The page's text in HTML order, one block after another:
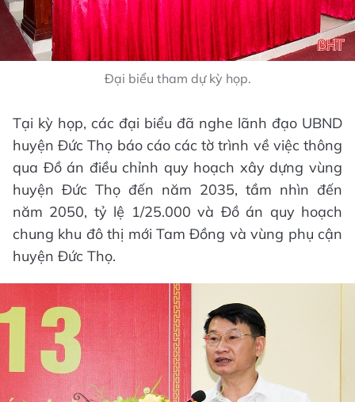
Đại biểu tham dự kỳ họp.
Tại kỳ họp, các đại biểu đã nghe lãnh đạo UBND
huyện Đức Thọ báo cáo các tờ trình về việc thông
qua Đồ án điều chỉnh quy hoạch xây dựng vùng
huyện Đức Thọ đến năm 2035, tầm nhìn đến
năm 2050, tỷ lệ 1/25.000 và Đồ án quy hoạch
chung khu đô thị mới Tam Đồng và vùng phụ cận
huyện Đức Thọ.